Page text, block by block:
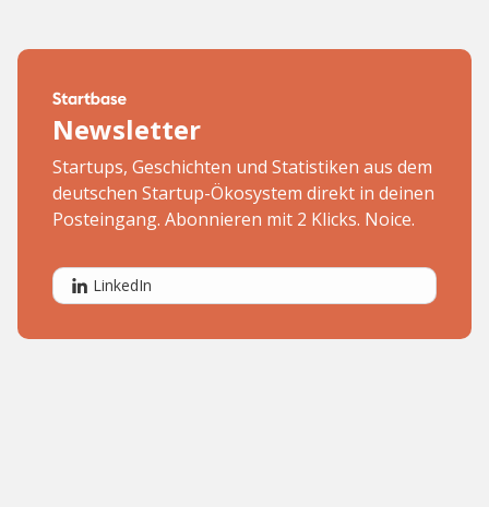
Newsletter
Startups, Geschichten und Statistiken aus dem
deutschen Startup-Ökosystem direkt in deinen
Posteingang. Abonnieren mit 2 Klicks. Noice.
LinkedIn